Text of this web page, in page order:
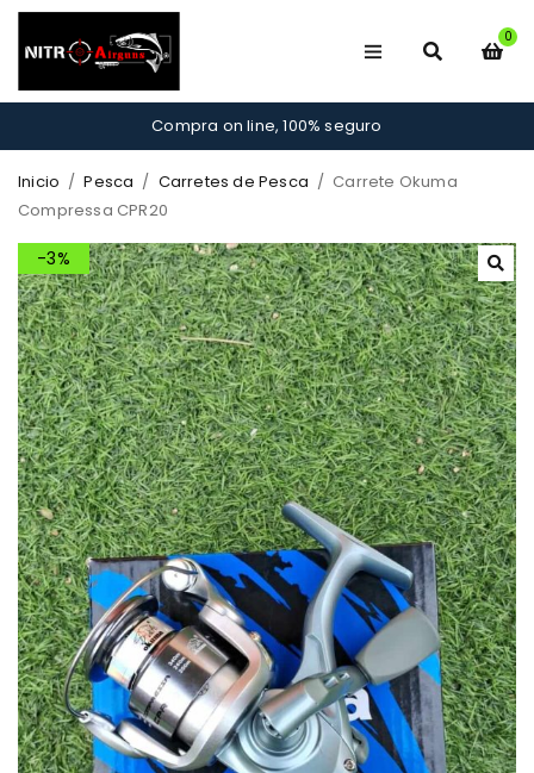
0
Compra on line, 100% seguro
Inicio / Pesca / Carretes de Pesca / Carrete Okuma
Compressa CPR20
-3%